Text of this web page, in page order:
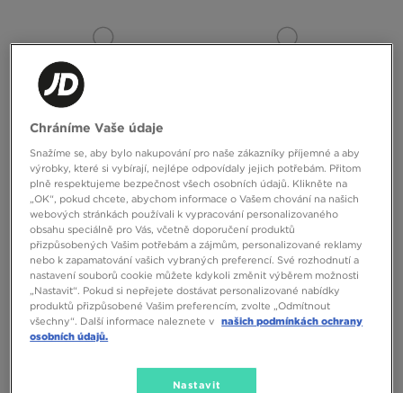
HOODRICH KALHOTY LUZ WIDE
LEG JEANS
1890 Kč
ADIDAS MIKINA ROZEPÍNACÍ
DENIM
2390 Kč
Chráníme Vaše údaje
Snažíme se, aby bylo nakupování pro naše zákazníky příjemné a aby
výrobky, které si vybírají, nejlépe odpovídaly jejich potřebám. Přitom
plně respektujeme bezpečnost všech osobních údajů. Klikněte na
„OK“, pokud chcete, abychom informace o Vašem chování na našich
webových stránkách používali k vypracování personalizovaného
obsahu speciálně pro Vás, včetně doporučení produktů
přizpůsobených Vašim potřebám a zájmům, personalizované reklamy
nebo k zapamatování vašich vybraných preferencí. Své rozhodnutí a
nastavení souborů cookie můžete kdykoli změnit výběrem možnosti
„Nastavit“. Pokud si nepřejete dostávat personalizované nabídky
produktů přizpůsobené Vašim preferencím, zvolte „Odmítnout
všechny“. Další informace naleznete v našich podmínkách ochrany
osobních údajů.
Nastavit